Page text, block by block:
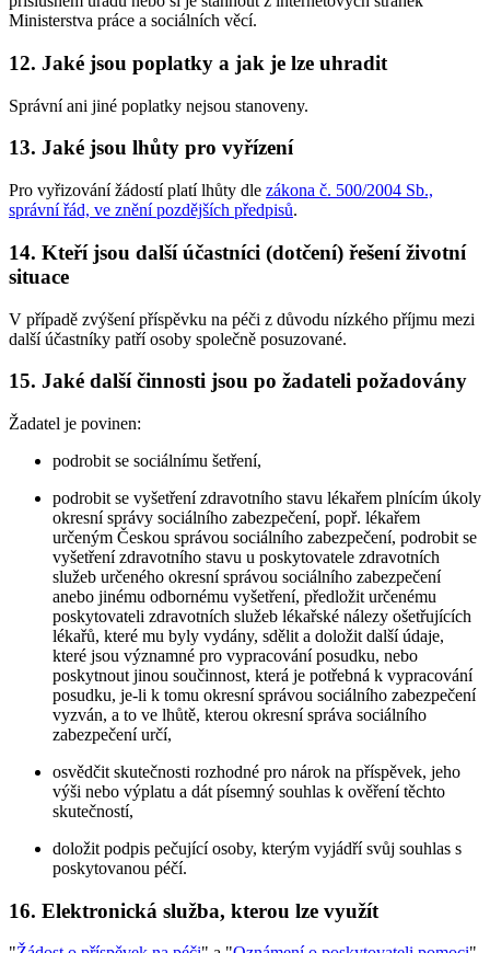
Ministerstva práce a sociálních věcí.
12. Jaké jsou poplatky a jak je lze uhradit
Správní ani jiné poplatky nejsou stanoveny.
13. Jaké jsou lhůty pro vyřízení
Pro vyřizování žádostí platí lhůty dle zákona č. 500/2004 Sb.,
správní řád, ve znění pozdějších předpisů.
14. Kteří jsou další účastníci (dotčení) řešení životní
situace
V případě zvýšení příspěvku na péči z důvodu nízkého příjmu mezi
další účastníky patří osoby společně posuzované.
15. Jaké další činnosti jsou po žadateli požadovány
Žadatel je povinen:
podrobit se sociálnímu šetření,
podrobit se vyšetření zdravotního stavu lékařem plnícím úkoly
okresní správy sociálního zabezpečení, popř. lékařem
určeným Českou správou sociálního zabezpečení, podrobit se
vyšetření zdravotního stavu u poskytovatele zdravotních
služeb určeného okresní správou sociálního zabezpečení
anebo jinému odbornému vyšetření, předložit určenému
poskytovateli zdravotních služeb lékařské nálezy ošetřujících
lékařů, které mu byly vydány, sdělit a doložit další údaje,
které jsou významné pro vypracování posudku, nebo
poskytnout jinou součinnost, která je potřebná k vypracování
posudku, je-li k tomu okresní správou sociálního zabezpečení
vyzván, a to ve lhůtě, kterou okresní správa sociálního
zabezpečení určí,
osvědčit skutečnosti rozhodné pro nárok na příspěvek, jeho
výši nebo výplatu a dát písemný souhlas k ověření těchto
skutečností,
doložit podpis pečující osoby, kterým vyjádří svůj souhlas s
poskytovanou péčí.
16. Elektronická služba, kterou lze využít